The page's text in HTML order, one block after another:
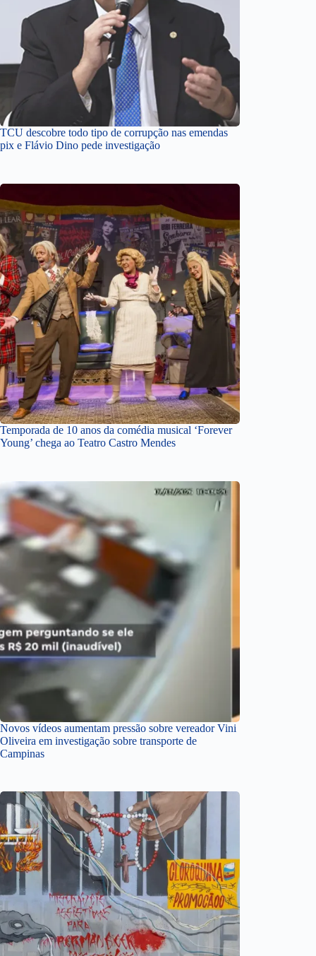
TCU descobre todo tipo de corrupção nas emendas
pix e Flávio Dino pede investigação
Temporada de 10 anos da comédia musical ‘Forever
Young’ chega ao Teatro Castro Mendes
Novos vídeos aumentam pressão sobre vereador Vini
Oliveira em investigação sobre transporte de
Campinas